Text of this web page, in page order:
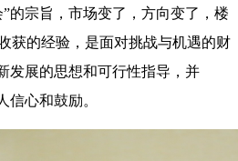
的宗旨，市场变了，方向变了，楼
获的经验，是面对挑战与机遇的财
发展的思想和可行性指导，并
信心和鼓励。